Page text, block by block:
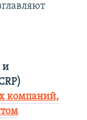
и
компаний,